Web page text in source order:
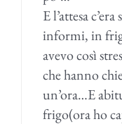
E l’attesa
informi, in
avevo così
che hanno
un’ora…E
frigo(ora ho